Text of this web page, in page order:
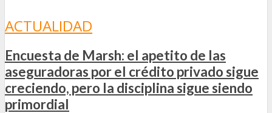
ACTUALIDAD
Encuesta de Marsh: el apetito de las
aseguradoras por el crédito privado sigue
creciendo, pero la disciplina sigue siendo
primordial